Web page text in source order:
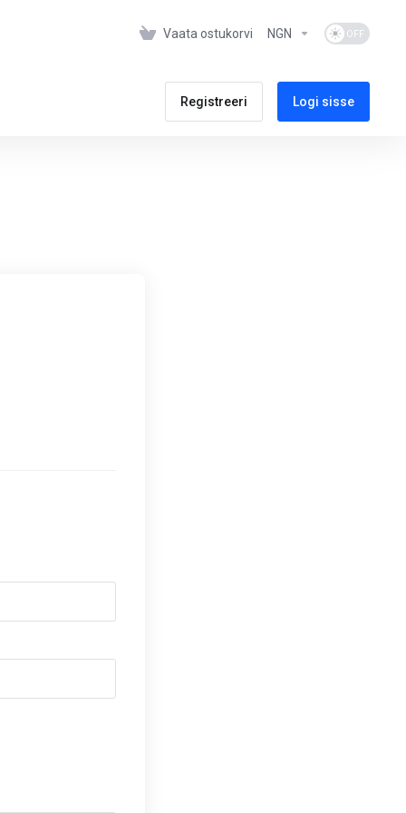
Vaata ostukorvi NGN
Registreeri Logi sisse